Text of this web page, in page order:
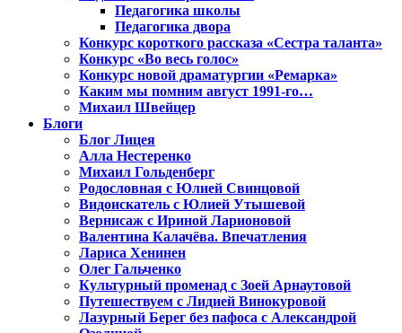
Педагогика школы
Педагогика двора
Конкурс короткого рассказа «Сестра таланта»
Конкурс «Во весь голос»
Конкурс новой драматургии «Ремарка»
Каким мы помним август 1991-го…
Михаил Швейцер
Блоги
Блог Лицея
Алла Нестеренко
Михаил Гольденберг
Родословная с Юлией Свинцовой
Видоискатель с Юлией Утышевой
Вернисаж с Ириной Ларионовой
Валентина Калачёва. Впечатления
Лариса Хенинен
Олег Гальченко
Культурный променад с Зоей Арнаутовой
Путешествуем с Лидией Винокуровой
Лазурный Берег без пафоса с Александрой